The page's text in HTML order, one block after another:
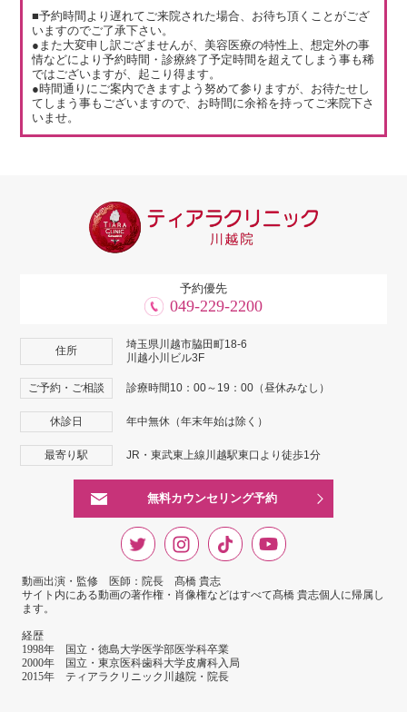
■予約時間より遅れてご来院された場合、お待ち頂くことがござ
いますのでご了承下さい。
●また大変申し訳ござませんが、美容医療の特性上、想定外の事
情などにより予約時間・診療終了予定時間を超えてしまう事も稀
ではございますが、起こり得ます。
●時間通りにご案内できますよう努めて参りますが、お待たせし
てしまう事もございますので、お時間に余裕を持ってご来院下さ
いませ。
予約優先
049-229-2200
住所
埼玉県川越市脇田町18-6
川越小川ビル3F
ご予約・ご相談 診療時間10：00～19：00（昼休みなし）
休診日 年中無休（年末年始は除く）
最寄り駅 JR・東武東上線川越駅東口より徒歩1分
無料カウンセリング予約
動画出演・監修 医師：院長 髙橋 貴志
サイト内にある動画の著作権・肖像権などはすべて髙橋 貴志個人に帰属し
ます。
経歴
1998年 国立・徳島大学医学部医学科卒業
2000年 国立・東京医科歯科大学皮膚科入局
2015年 ティアラクリニック川越院・院長